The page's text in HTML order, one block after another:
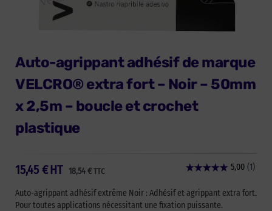
Auto-agrippant adhésif de marque
VELCRO® extra fort – Noir – 50mm
x 2,5m – boucle et crochet
plastique
15,45 € 18,54€ TTC
HT
Auto-agrippant adhésif extrême Noir : Adhésif et agrippant extra fort.
Pour toutes applications nécessitant une fixation puissante.